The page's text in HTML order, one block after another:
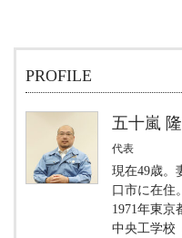
がりも大変良かったで
これからも内装関係で
ます。
PROFILE
五十嵐 隆
代表
現在49歳。
口市に在住。
1971年東京
中央工学校